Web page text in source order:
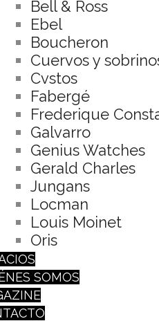
Bell & Ross
Ebel
Boucheron
Cuervos y
Cvstos
Fabergé
Frederique
Galvarro
Genius Watches
Gerald Charles
Jungans
Locman
Louis Moinet
Oris
SOMOS